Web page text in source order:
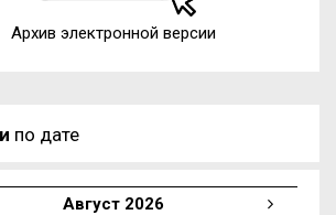
Архив электронной версии
по дате
Август 2026